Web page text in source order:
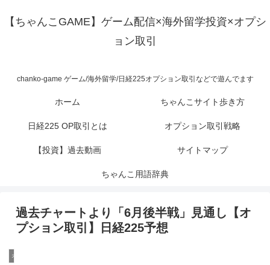
【ちゃんこGAME】ゲーム配信×海外留学投資×オプシ
ョン取引
chanko-game ゲーム/海外留学/日経225オプション取引などで遊んでます
ホーム ちゃんこサイト歩き方
日経225 OP取引とは オプション取引戦略
【投資】過去動画 サイトマップ
ちゃんこ用語辞典
過去チャートより「6月後半戦」見通し【オ
プション取引】日経225予想
オプション投資材料